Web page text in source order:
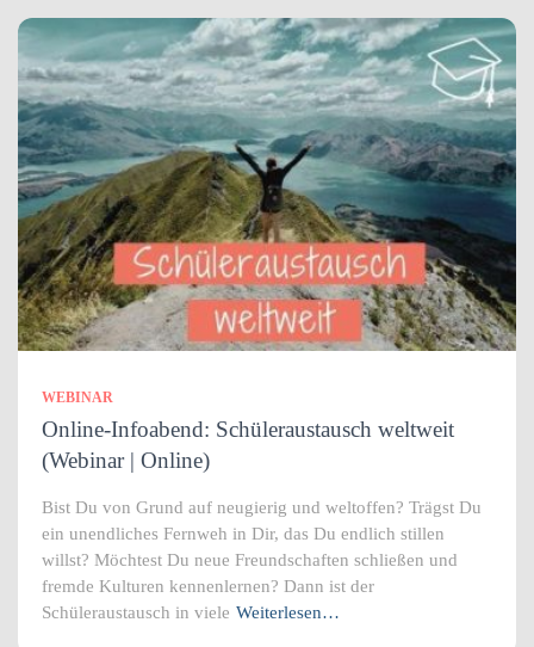
WEBINAR
Online-Infoabend: Schüleraustausch weltweit
(Webinar | Online)
Bist Du von Grund auf neugierig und weltoffen? Trägst Du
ein unendliches Fernweh in Dir, das Du endlich stillen
willst? Möchtest Du neue Freundschaften schließen und
fremde Kulturen kennenlernen? Dann ist der
Schüleraustausch in viele Weiterlesen…